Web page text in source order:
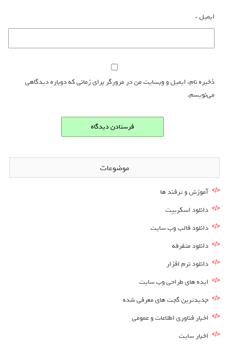
ایمیل*
ذخیره نام، ایمیل و وبسایت من در مرورگر برای زمانی که دوباره دیدگاهی
می‌نویسم.
موضوعات
آموزش و ترفند ها
دانلود اسکریپت
دانلود قالب وب سایت
دانلود متفرقه
دانلود نرم افزار
ایده های طراحی وب سایت
جدیدترین گجت های معرفی شده
اخبار فناوری اطلاعات و عمومی
اخبار سایت